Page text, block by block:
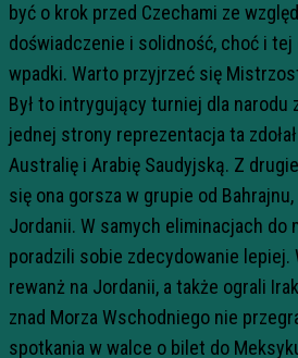
być o krok przed Czechami ze
doświadczenie i solidność, choć i
wpadki. Warto przyjrzeć się
Był to intrygujący turniej dla narodu
jednej strony reprezentacja ta
Australię i Arabię Saudyjską. Z
się ona gorsza w grupie od Bahrajnu,
Jordanii. W samych eliminacjach do
poradzili sobie zdecydowanie lepiej.
rewanż na Jordanii, a także ograli
znad Morza Wschodniego nie
spotkania w walce o bilet do